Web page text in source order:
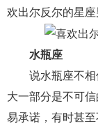
天蝎座男
爱情诗句
爱情小说
不和
欢出尔反尔的星座
水瓶座
说水瓶座不相
大一部分是不可
易承诺，有时甚